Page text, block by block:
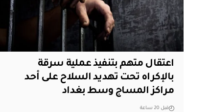
اعتقال متهم بتنفيذ عملية سرقة
بالإكراه تحت تهديد السلاح على أحد
مراكز المساج وسط بغداد
قبل 20 ساعة